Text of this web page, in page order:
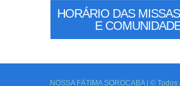
HORÁRIO DAS
E
NOSSA FÁTIMA SOROCABA | ©